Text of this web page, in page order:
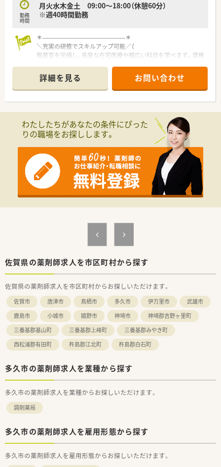
勤務
時間
月火水木金土 09:00～18:00（休憩60分）
※週40時間勤務
＊------------------------------------------＊
＼充実の研修でスキルアップ可能／（
無菌室を完備し、高度な在宅医療や幅広い科目を学べます。資格
適な環境です。
＊------------------------------------------＊
【店舗情報と応需状況について】
体制で協力しながら日々の業務にあたっている店舗です。
■門前の総合病院から内科や外科をはじめとした、非常に幅広い
多科目の処方箋を1日あたり80枚から100枚ほど応需していま
■繁忙期には応需枚数が増加しますが、最新の調剤システムをい
ち早く導入することで日々の業務の効率化と安全性を図ってい
ます。
【募集背景と求める人物像について】
■今後のさらなる体制強化を見据えた増員募集であり、最大残り
2名の採用を積極的に進めております。
スタッフと連携しながらチームワークを大切にできる方を募り
【法人特徴について】
全体を支えることをビジョンに掲げて貢献している企業です。
■総合病院の門前店舗のほか、注射剤調剤や看取りまで対応する
高度な在宅支援センター店を展開して医療を提供しています。
■薬剤師だけでなく管理栄養士も在籍しており、職種の垣根を越
えて地域の施設やイベントへ全員で積極的に参加しています。
（フラワーアレンジメント教室、健康クラフトコーラ教室、スム
ージー販売等）
■正社員の勤務薬剤師としてお迎えする求人であり、これまでの
すさを最優先に考えた様々な制度を整えている法人です。
■赴任費用は上限10万円まで支給されるほか、1人暮らしの方を
対象として上限5万円までの家賃補助制度も完備しています。
詳細を見る お問い合わせ
わたしたちがあなたの条件にぴった
りの職場をお探しします。
佐賀県の薬剤師求人を市区町村から探す
佐賀県の薬剤師求人を市区町村からお探しいただけます。
佐賀市 唐津市 鳥栖市 多久市 伊万里市
武雄市
鹿島市
小城市 嬉野市 神埼市
神埼郡吉野ヶ里町
三養基郡基山町
三養基郡上峰町
三養基郡みやき町
西松浦郡有田町
杵島郡江北町 杵島郡白石町
多久市の薬剤師求人を業種から探す
多久市の薬剤師求人を業種からお探しいただけます。
調剤薬局
多久市の薬剤師求人を雇用形態から探す
多久市の薬剤師求人を雇用形態からお探しいただけます。